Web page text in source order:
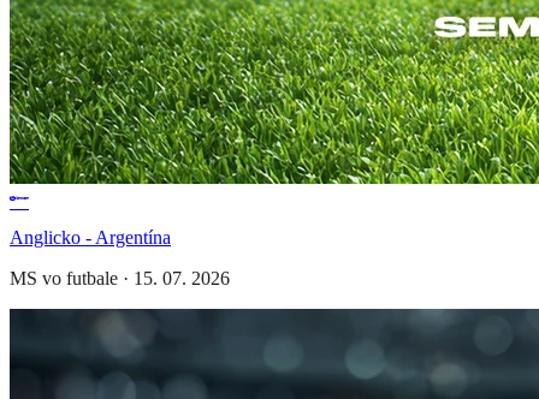
Anglicko - Argentína
MS vo futbale · 15. 07. 2026